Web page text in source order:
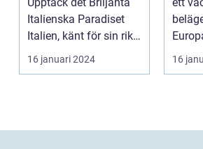
Italienska Paradiset
Italien, känt för sin rika
historia, ...
16 januari 2024 16